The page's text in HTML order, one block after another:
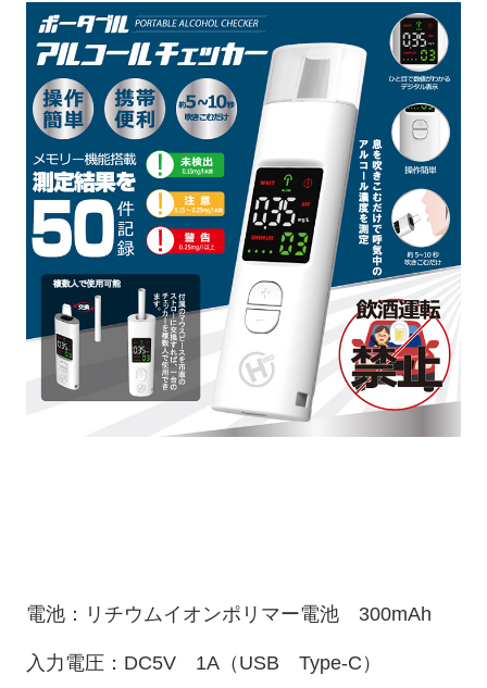
電池：リチウムイオンポリマー電池 300mAh
入力電圧：DC5V 1A（USB Type-C）